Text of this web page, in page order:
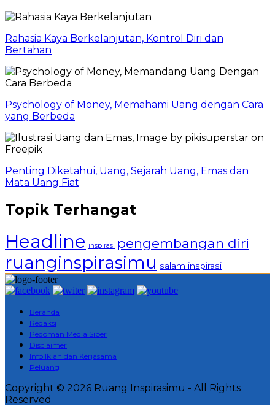
Rahasia Kaya Berkelanjutan, Kontrol Diri dan
Bertahan
Psychology of Money, Memahami Uang dengan Cara
yang Berbeda
Penting Diketahui, Uang, Sejarah Uang, Emas dan
Mata Uang Fiat
Topik Terhangat
Headline inspirasi pengembangan diri
ruanginspirasimu salam inspirasi
Beranda
Redaksi
Pedoman Media Siber
Disclaimer
Info Iklan dan Kerjasama
Peluang
Copyright © 2026 Ruang Inspirasimu - All Rights
Reserved